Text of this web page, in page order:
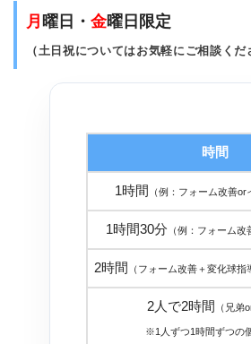
月 曜日・ 金曜日限定
（土日祝についてはお気軽にご相談くだ
時間
1時間 （例：フォーム改善or
1時間30分 （例：フォーム改
2時間 （フォーム改善＋変化球指
2人で2時間 （兄弟
※1人ずつ1時間ずつの